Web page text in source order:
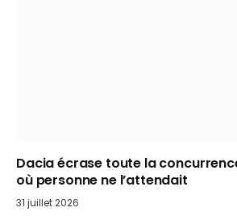
Dacia écrase toute la
où personne ne l’attendait
31 juillet 2026